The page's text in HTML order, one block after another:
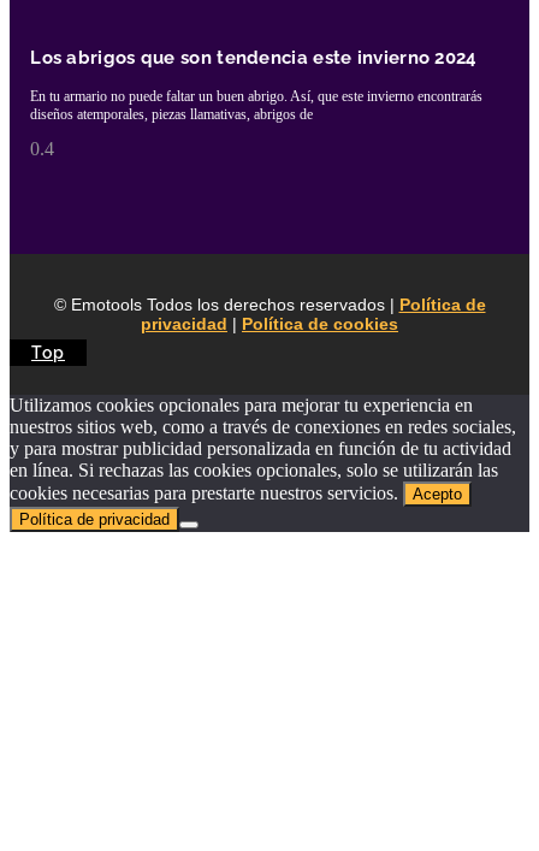
Los abrigos que son tendencia este invierno 2024
En tu armario no puede faltar un buen abrigo. Así, que este invierno encontrarás
diseños atemporales, piezas llamativas, abrigos de
© Emotools Todos los derechos reservados | Política de
privacidad | Política de cookies
Top
Utilizamos cookies opcionales para mejorar tu experiencia en
nuestros sitios web, como a través de conexiones en redes sociales,
y para mostrar publicidad personalizada en función de tu actividad
en línea. Si rechazas las cookies opcionales, solo se utilizarán las
cookies necesarias para prestarte nuestros servicios.
Acepto
Política de privacidad